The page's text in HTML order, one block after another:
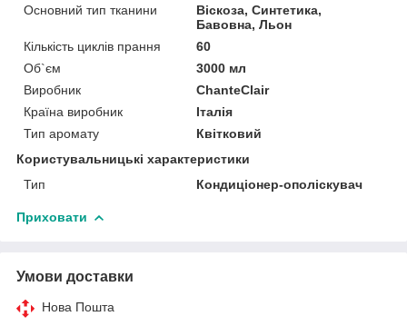
Основний тип тканини
Віскоза, Синтетика,
Бавовна, Льон
Кількість циклів прання
60
Об`єм
3000 мл
Виробник
ChanteClair
Країна виробник
Італія
Тип аромату
Квітковий
Користувальницькі характеристики
Тип
Кондиціонер-ополіскувач
Приховати
Умови доставки
Нова Пошта